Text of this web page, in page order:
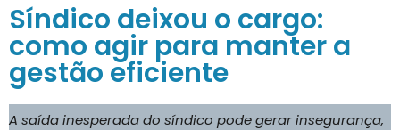
Síndico deixou o cargo:
como agir para manter a
gestão eficiente
A saída inesperada do síndico pode gerar insegurança,